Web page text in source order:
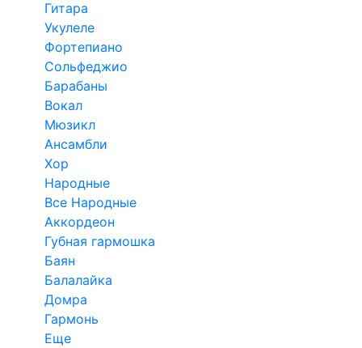
Гитара
Укулеле
Фортепиано
Сольфеджио
Барабаны
Вокал
Мюзикл
Ансамбли
Хор
Народные
Все Народные
Аккордеон
Губная гармошка
Баян
Балалайка
Домра
Гармонь
Еще